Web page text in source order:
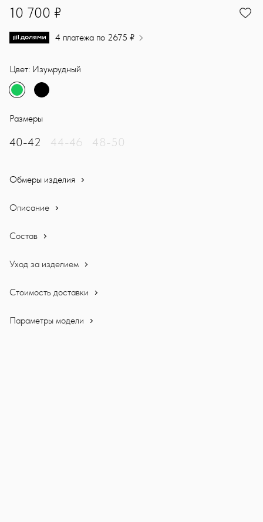
10700
10 700 ₽
4 платежа по 2675 ₽
Цвет: Изумрудный
Размеры
40-42 44-46 48-50
Обмеры изделия
Описание
Состав
Уход за изделием
Стоимость доставки
Параметры модели